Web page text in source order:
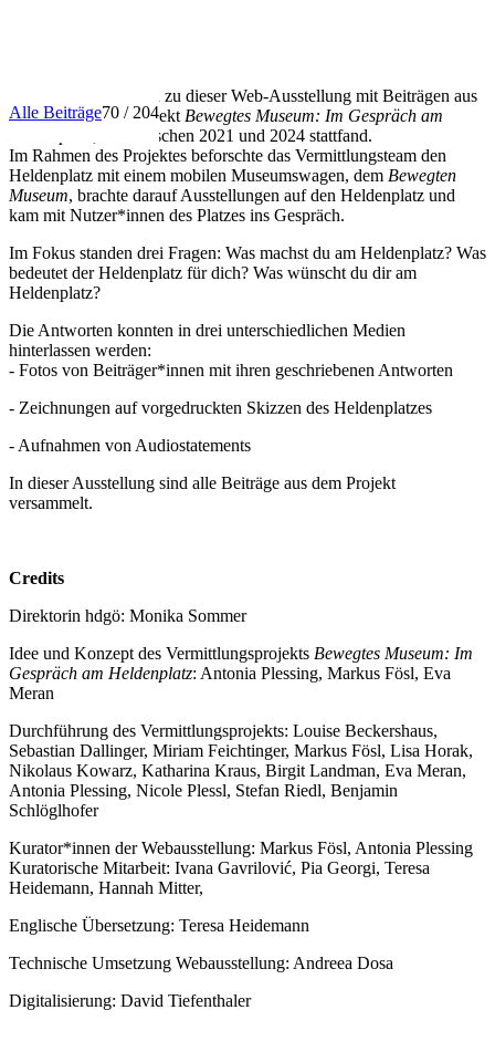
Herzlich willkommen zu dieser Web-Ausstellung mit Beiträgen aus
dem Vermittlungsprojekt Bewegtes Museum: Im Gespräch am
, das zwischen 2021 und 2024 stattfand.
Im Rahmen des Projektes beforschte das Vermittlungsteam den
Heldenplatz mit einem mobilen Museumswagen, dem Bewegten
Museum, brachte darauf Ausstellungen auf den Heldenplatz und
kam mit Nutzer*innen des Platzes ins Gespräch.
Im Fokus standen drei Fragen: Was machst du am Heldenplatz? Was
bedeutet der Heldenplatz für dich? Was wünscht du dir am
Heldenplatz?
Die Antworten konnten in drei unterschiedlichen Medien
hinterlassen werden:
- Fotos von Beiträger*innen mit ihren geschriebenen Antworten
- Zeichnungen auf vorgedruckten Skizzen des Heldenplatzes
- Aufnahmen von Audiostatements
In dieser Ausstellung sind alle Beiträge aus dem Projekt
versammelt.
Credits
Direktorin hdgö: Monika Sommer
Idee und Konzept des Vermittlungsprojekts Bewegtes Museum: Im
Gespräch am Heldenplatz: Antonia Plessing, Markus Fösl, Eva
Meran
Durchführung des Vermittlungsprojekts: Louise Beckershaus,
Sebastian Dallinger, Miriam Feichtinger, Markus Fösl, Lisa Horak,
Nikolaus Kowarz, Katharina Kraus, Birgit Landman, Eva Meran,
Antonia Plessing, Nicole Plessl, Stefan Riedl, Benjamin
Schlöglhofer
Kurator*innen der Webausstellung: Markus Fösl, Antonia Plessing
Kuratorische Mitarbeit: Ivana Gavrilović, Pia Georgi, Teresa
Heidemann, Hannah Mitter,
Englische Übersetzung: Teresa Heidemann
Technische Umsetzung Webausstellung: Andreea Dosa
Digitalisierung: David Tiefenthaler
Alle Beiträge70 / 204